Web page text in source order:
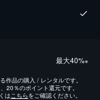
最⼤40%※
作品の購入 / レンタルです。
20％のポイント還元です。
はこちらをご確認ください。